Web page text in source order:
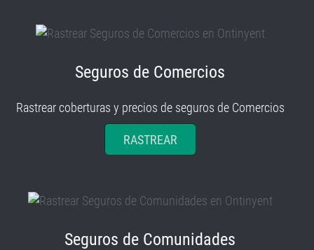
Seguros de Comercios
Rastrear coberturas y precios de seguros de Comercios
RASTREAR
Seguros de Comunidades